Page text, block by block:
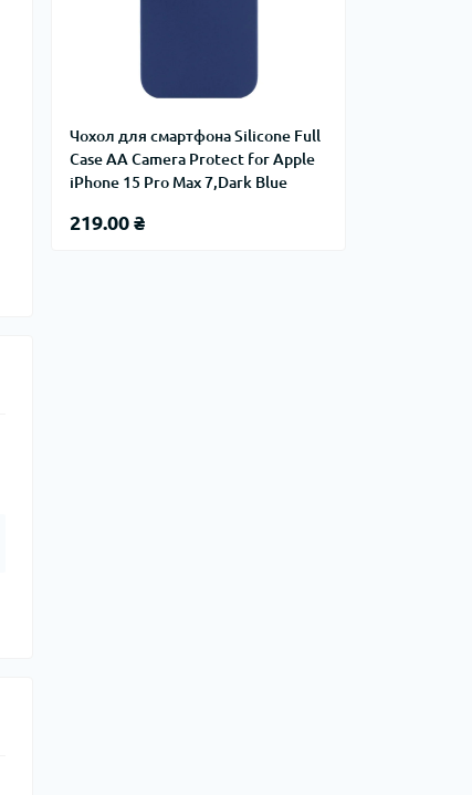
Чохол для смартфона Silicone Full
Case AA Camera Protect for Apple
iPhone 15 Pro Max 7,Dark Blue
219.00 ₴